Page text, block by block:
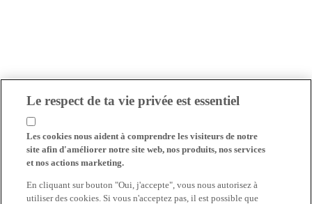
Le respect de ta vie privée est essentiel
Les cookies nous aident à comprendre les visiteurs de notre
site afin d'améliorer notre site web, nos produits, nos services
et nos actions marketing.
En cliquant sur bouton "Oui, j'accepte", vous nous autorisez à
utiliser des cookies. Si vous n'acceptez pas, il est possible que